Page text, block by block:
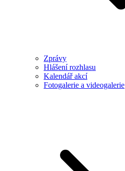
Zprávy
Hlášení rozhlasu
Kalendář akcí
Fotogalerie a videogalerie